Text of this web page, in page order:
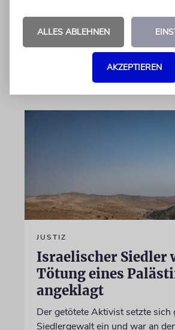
im Wortlaut
von Felix Schotland
JUSTIZ
Israelischer Siedler
Tötung eines
angeklagt
Der getötete Aktivist setzte sich
Siedlergewalt ein und war an
ALLES ABLEHNEN
AKZEPTIEREN